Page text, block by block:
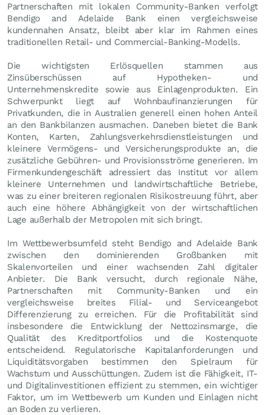
Partnerschaften mit lokalen Community-Banken verfolgt
Bendigo and Adelaide Bank einen vergleichsweise
kundennahen Ansatz, bleibt aber klar im Rahmen eines
traditionellen Retail- und Commercial-Banking-Modells.
Die wichtigsten Erlösquellen stammen aus
Zinsüberschüssen auf Hypotheken- und
Unternehmenskredite sowie aus Einlagenprodukten. Ein
Schwerpunkt liegt auf Wohnbaufinanzierungen für
Privatkunden, die in Australien generell einen hohen Anteil
an den Bankbilanzen ausmachen. Daneben bietet die Bank
Konten, Karten, Zahlungsverkehrsdienstleistungen und
kleinere Vermögens- und Versicherungsprodukte an, die
zusätzliche Gebühren- und Provisionsströme generieren. Im
Firmenkundengeschäft adressiert das Institut vor allem
kleinere Unternehmen und landwirtschaftliche Betriebe,
was zu einer breiteren regionalen Risikostreuung führt, aber
auch eine höhere Abhängigkeit von der wirtschaftlichen
Lage außerhalb der Metropolen mit sich bringt.
Im Wettbewerbsumfeld steht Bendigo and Adelaide Bank
zwischen den dominierenden Großbanken mit
Skalenvorteilen und einer wachsenden Zahl digitaler
Anbieter. Die Bank versucht, durch regionale Nähe,
Partnerschaften mit Community-Banken und ein
vergleichsweise breites Filial- und Serviceangebot
Differenzierung zu erreichen. Für die Profitabilität sind
insbesondere die Entwicklung der Nettozinsmarge, die
Qualität des Kreditportfolios und die Kostenquote
entscheidend. Regulatorische Kapitalanforderungen und
Liquiditätsvorgaben bestimmen den Spielraum für
Wachstum und Ausschüttungen. Zudem ist die Fähigkeit, IT-
und Digitalinvestitionen effizient zu stemmen, ein wichtiger
Faktor, um im Wettbewerb um Kunden und Einlagen nicht
an Boden zu verlieren.